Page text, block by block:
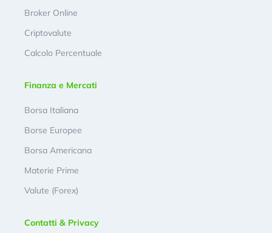
Broker Online
Criptovalute
Calcolo Percentuale
Finanza e Mercati
Borsa Italiana
Borse Europee
Borsa Americana
Materie Prime
Valute (Forex)
Contatti & Privacy